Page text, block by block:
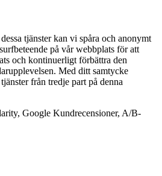
tjänster kan vi spåra och anonymt
på vår webbplats för att
och kontinuerligt förbättra den
Med ditt samtycke
från tredje part på denna
Google Kundrecensioner, A/B-